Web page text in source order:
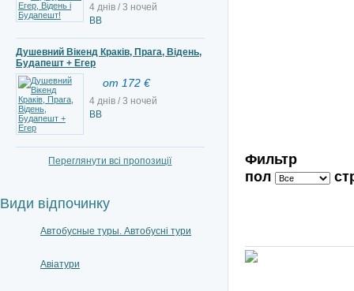
Фильтр
пол
4 днів / 3 ночей
BB
Душевний Вікенд Краків, Прага, Відень,
Будапешт + Егер
от 172 €
4 днів / 3 ночей
ВВ
Переглянути всі пропозиції
Види відпочинку
Автобусные туры. Автобусні тури
Авіатури